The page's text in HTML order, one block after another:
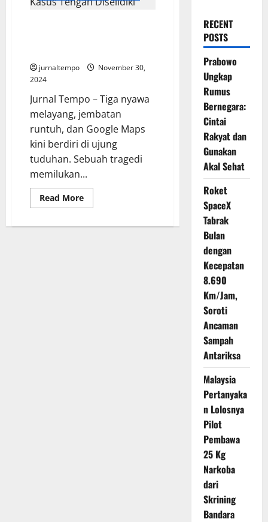
jurnaltempo
November 30,
2024
Jurnal Tempo – Tiga nyawa
melayang, jembatan
runtuh, dan Google Maps
kini berdiri di ujung
tuduhan. Sebuah tragedi
memilukan...
Read MoreRead
more
Maps
RECENT
POSTS
Prabowo
Ungkap
Rumus
Bernegara:
Cintai
Rakyat dan
Gunakan
Akal Sehat
Roket
SpaceX
Tabrak
Bulan
dengan
Kecepatan
8.690
Km/Jam,
Soroti
Ancaman
Sampah
Antariksa
Malaysia
Pertanyaka
n Lolosnya
Pilot
Pembawa
25 Kg
Narkoba
dari
Skrining
Bandara